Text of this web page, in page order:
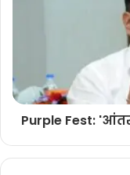
त्यांच्या राजकीय संबंध आणि
आहे. जनतेला विशेषत:
सुरक्षा मिळायला हवी, असे
Bilkis Bano Case: सर्व
Purple Fest: